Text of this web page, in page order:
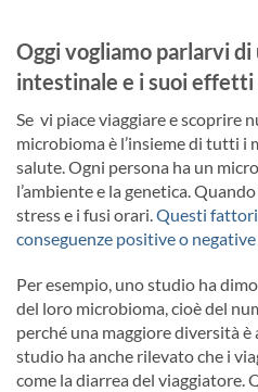
Oggi vogliamo parlarvi
intestinale e i suoi effetti
Se vi piace viaggiare e scoprire
microbioma è l’insieme di tutti
salute. Ogni persona ha un
l’ambiente e la genetica.
stress e i fusi orari. Questi fattori
conseguenze positive o
Per esempio, uno studio ha
del loro microbioma, cioè del
perché una maggiore diversità
studio ha anche rilevato che i
come la diarrea del viaggiatore.